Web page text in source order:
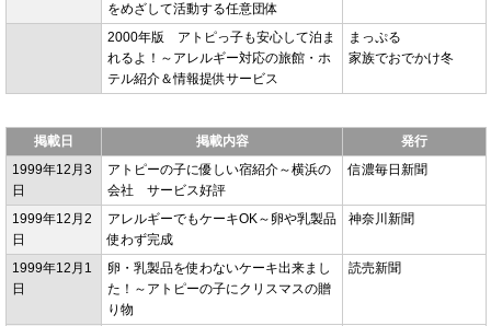
をめざして活動する任意団体
2000年版 アトピっ子も安心して泊ま
れるよ！～アレルギー対応の旅館・ホ
テル紹介＆情報提供サービス
まっぷる
家族でおでかけ冬
掲載日 掲載内容
発行
1999年12月3
日
アトピーの子に優しい宿紹介～横浜の
会社 サービス好評
信濃毎日新聞
1999年12月2
日
アレルギーでもケーキOK～卵や乳製品
使わず完成
神奈川新聞
1999年12月1
日
卵・乳製品を使わないケーキ出来まし
た！～アトピーの子にクリスマスの贈
り物
読売新聞